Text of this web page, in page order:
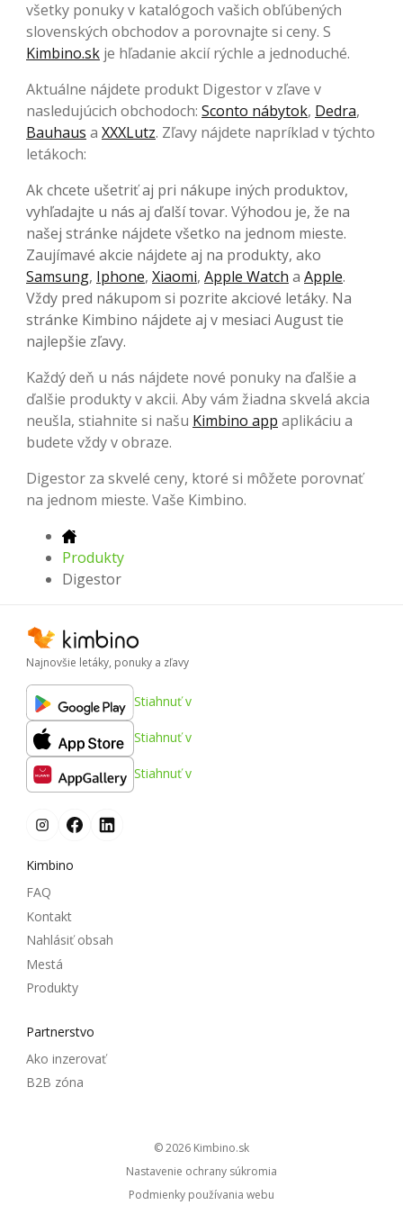
všetky ponuky v katalógoch vašich obľúbených
slovenských obchodov a porovnajte si ceny. S
Kimbino.sk je hľadanie akcií rýchle a jednoduché.
Aktuálne nájdete produkt Digestor v zľave v
nasledujúcich obchodoch: Sconto nábytok, Dedra,
Bauhaus a XXXLutz. Zľavy nájdete napríklad v týchto
letákoch:
Ak chcete ušetriť aj pri nákupe iných produktov,
vyhľadajte u nás aj ďalší tovar. Výhodou je, že na
našej stránke nájdete všetko na jednom mieste.
Zaujímavé akcie nájdete aj na produkty, ako
Samsung, Iphone, Xiaomi, Apple Watch a Apple.
Vždy pred nákupom si pozrite akciové letáky. Na
stránke Kimbino nájdete aj v mesiaci August tie
najlepšie zľavy.
Každý deň u nás nájdete nové ponuky na ďalšie a
ďalšie produkty v akcii. Aby vám žiadna skvelá akcia
neušla, stiahnite si našu Kimbino app aplikáciu a
budete vždy v obraze.
Digestor za skvelé ceny, ktoré si môžete porovnať
na jednom mieste. Vaše Kimbino.
Produkty
Digestor
Najnovšie letáky, ponuky a zľavy
Stiahnuť v
Stiahnuť v
Stiahnuť v
Kimbino
FAQ
Kontakt
Nahlásiť obsah
Mestá
Produkty
Partnerstvo
Ako inzerovať
B2B zóna
© 2026
kimbino.sk
Nastavenie ochrany súkromia
Podmienky používania webu